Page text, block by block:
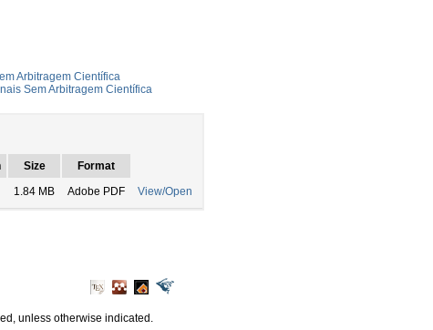
Arbitragem Científica
Sem Arbitragem Científica
Size
Format
1.84 MB Adobe PDF View/Open
unless otherwise indicated.